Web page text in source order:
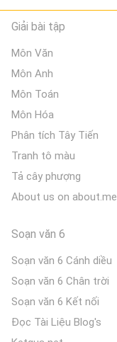
Giải bài tập
Môn Văn
Môn Anh
Môn Toán
Môn Hóa
Phân tích Tây Tiến
Tranh tô màu
Tả cây phượng
About us on about.me
Soạn văn 6
Soạn văn 6 Cánh diều
Soạn văn 6 Chân trời
Soạn văn 6 Kết nối
Đọc Tài Liệu Blog's